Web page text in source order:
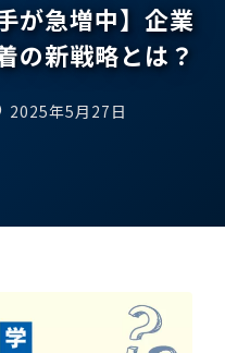
が急増中】企業
の新戦略とは？
2025年5月27日